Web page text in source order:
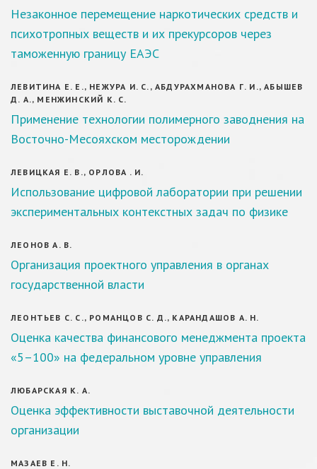
Незаконное перемещение наркотических средств и
психотропных веществ и их прекурсоров через
таможенную границу ЕАЭС
ЛЕВИТИНА Е. Е., НЕЖУРА И. С., АБДУРАХМАНОВА Г. И., АБЫШЕВ
Д. А., МЕНЖИНСКИЙ К. С.
Применение технологии полимерного заводнения на
Восточно-Месояхском месторождении
ЛЕВИЦКАЯ Е. В., ОРЛОВА . И.
Использование цифровой лаборатории при решении
экспериментальных контекстных задач по физике
ЛЕОНОВ А. В.
Организация проектного управления в органах
государственной власти
ЛЕОНТЬЕВ С. С., РОМАНЦОВ С. Д., КАРАНДАШОВ А. Н.
Оценка качества финансового менеджмента проекта
«5–100» на федеральном уровне управления
ЛЮБАРСКАЯ К. А.
Оценка эффективности выставочной деятельности
организации
МАЗАЕВ Е. Н.